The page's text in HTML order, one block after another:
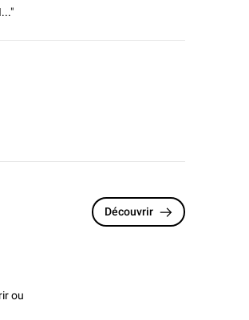
ou
Découvrir